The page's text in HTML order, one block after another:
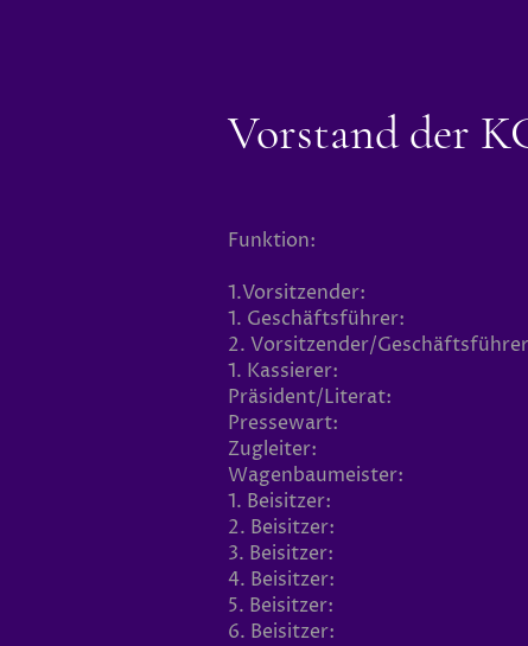
Vorstand der
Funktion:
1.Vorsitzender:
1. Geschäftsführer:
2. Vorsitzender/
1. Kassierer:
Präsident/Literat:
Pressewart:
Zugleiter:
Wagenbaumeister:
1. Beisitzer:
2. Beisitzer:
3. Beisitzer:
4. Beisitzer:
5. Beisitzer:
6. Beisitzer: